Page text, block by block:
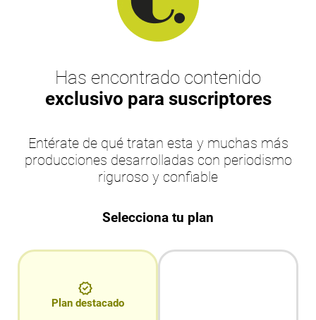
Has encontrado contenido
exclusivo para suscriptores
Entérate de qué tratan esta y muchas más
producciones desarrolladas con periodismo
riguroso y confiable
Selecciona tu plan
Plan destacado